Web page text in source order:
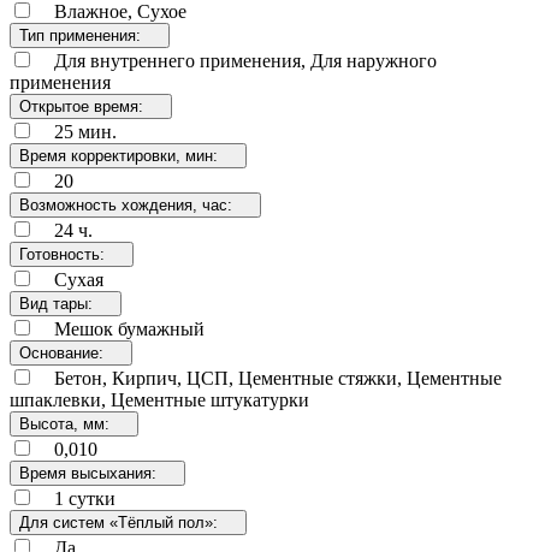
Влажное, Сухое
Тип применения:
Для внутреннего применения, Для наружного
применения
Открытое время:
25 мин.
Время корректировки, мин:
20
Возможность хождения, час:
24 ч.
Готовность:
Сухая
Вид тары:
Мешок бумажный
Основание:
Бетон, Кирпич, ЦСП, Цементные стяжки, Цементные
шпаклевки, Цементные штукатурки
Высота, мм:
0,010
Время высыхания:
1 сутки
Для систем «Тёплый пол»: